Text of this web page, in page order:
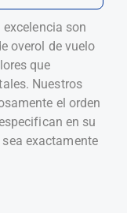
son
overol de vuelo
que
Nuestros
el orden
en su
exactamente